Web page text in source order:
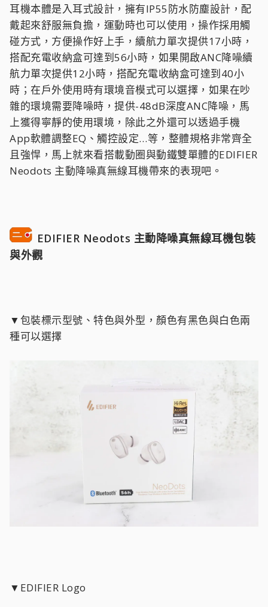
耳機本體是入耳式設計，擁有IP55防水防塵設計，配
戴起來舒服無負擔，運動時也可以使用，操作採用觸
碰方式，方便操作好上手，續航力單次提供17小時，
搭配充電收納盒可達到56小時，如果開啟ANC降噪續
航力單次提供12小時，搭配充電收納盒可達到40小
時；在戶外使用時有環境音模式可以選擇，如果在吵
雜的環境需要降噪時，提供-48dB深度ANC降噪，馬
上獲得寧靜的使用環境，除此之外還可以透過手機
App軟體調整EQ、觸控設定…等，整體規格非常齊全
且強悍，馬上就來看搭載動圈與動鐵雙單體的EDIFIER
Neodots 主動降噪真無線耳機帶來的表現吧。
EDIFIER Neodots 主動降噪真無線耳機包裝
與外觀
▼包裝標示型號、特色與外型，顏色有黑色與白色兩
種可以選擇
▼EDIFIER Logo